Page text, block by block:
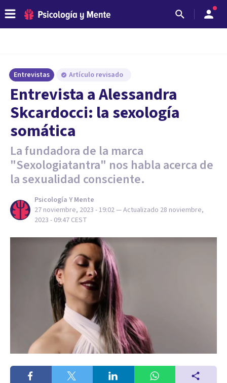
Entrevistas Artículo revisado
Entrevista a Alessandra
Skcardocci: la sexología
somática
La fundadora de la marca
"Sexologiatantra" nos habla acerca de
la sexualidad consciente.
Psicología Y Mente
27 noviembre, 2023 - 19:02— Actualizado 28 noviembre,
2023 - 09:47 CEST